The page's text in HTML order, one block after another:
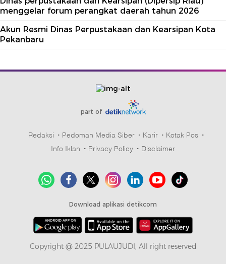
menggelar forum perangkat daerah tahun 2026
Akun Resmi Dinas Perpustakaan dan Kearsipan Kota
Pekanbaru
part of
Redaksi Pedoman Media Siber Karir
Kotak Pos
Info Iklan
Privacy Policy Disclaimer
Download aplikasi detikcom
Copyright @ 2025 PULAUJUDI, All right reserved